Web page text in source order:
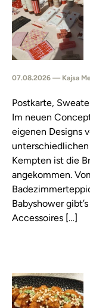
07.08.2026 — Kajsa
Postkarte,
Im neuen
eigenen Designs
Kempten ist die
angekommen.
Babyshower
Accessoires […]